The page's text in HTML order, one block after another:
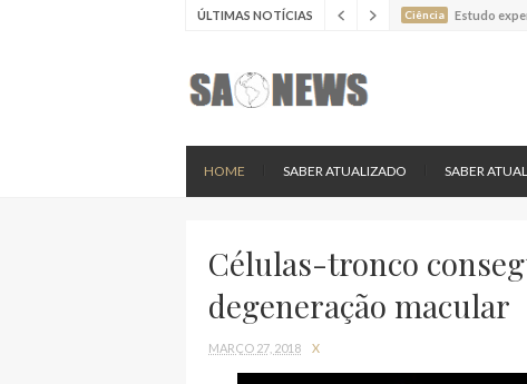
ÚLTIMAS NOTÍCIAS Ciência Estudo
HOME SABER ATUALIZADO SABER
Células-tronco
degeneração macular
MARÇO 27, 2018 X